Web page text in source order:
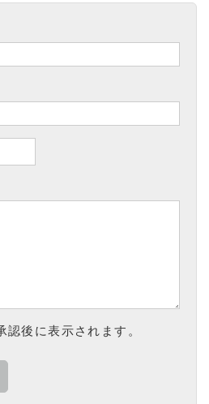
認後に表示されます。